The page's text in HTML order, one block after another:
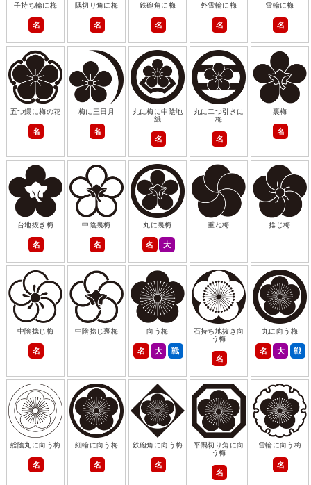
子持ち輪に梅
名
隅切り角に梅
名
鉄砲角に梅
名
外雪輪に梅
名
雪輪に梅
名
五つ鐶に梅の花
名
梅に三日月
名
丸に梅に中陰地
紙
名
丸に二つ引きに
梅
名
裏梅
名
台地抜き梅
名
中陰裏梅
名
丸に裏梅
名 大
重ね梅 捻じ梅
中陰捻じ梅
名
中陰捻じ裏梅 向う梅
名 大 戦
石持ち地抜き向
う梅
名
丸に向う梅
名 大 戦
総陰丸に向う梅
名
細輪に向う梅
名
鉄砲角に向う梅
名
平隅切り角に向
う梅
名
雪輪に向う梅
名